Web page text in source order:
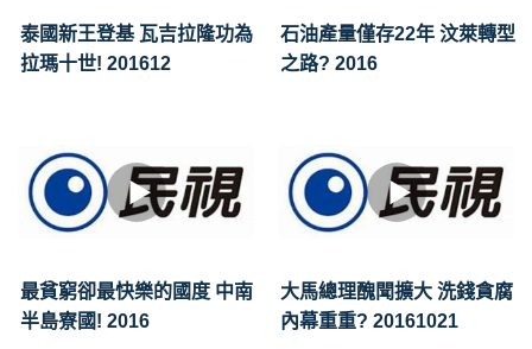
泰國新王登基 瓦吉拉隆功為
拉瑪十世! 201612
石油產量僅存22年 汶萊轉型
之路? 2016
最貧窮卻最快樂的國度 中南
半島寮國! 2016
大馬總理醜聞擴大 洗錢貪腐
內幕重重? 20161021